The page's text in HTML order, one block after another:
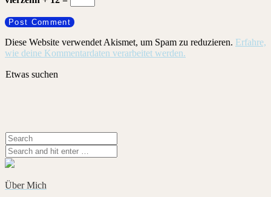
Diese Website verwendet Akismet, um Spam zu reduzieren. Erfahre,
wie deine Kommentardaten verarbeitet werden.
Etwas suchen
Über Mich